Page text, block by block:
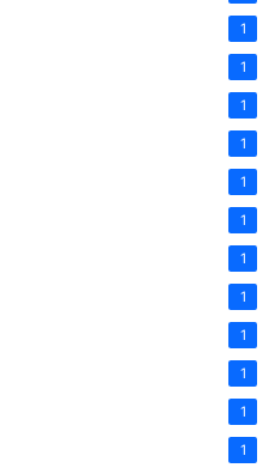
1
1
1
1
1
1
1
1
1
1
1
1